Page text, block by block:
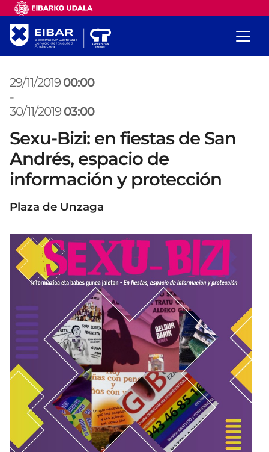
29/11/2019 00:00
-
30/11/2019 03:00
Sexu-Bizi: en fiestas de San
Andrés, espacio de
información y protección
Plaza de Unzaga